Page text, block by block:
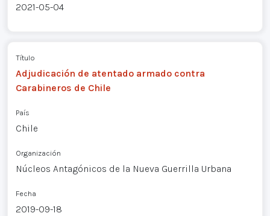
2021-05-04
Título
Adjudicación de atentado armado contra
Carabineros de Chile
País
Chile
Organización
Núcleos Antagónicos de la Nueva Guerrilla Urbana
Fecha
2019-09-18